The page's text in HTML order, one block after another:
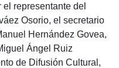
representante del
Osorio, el secretario
Hernández Govea,
Ángel Ruiz
de Difusión Cultural,